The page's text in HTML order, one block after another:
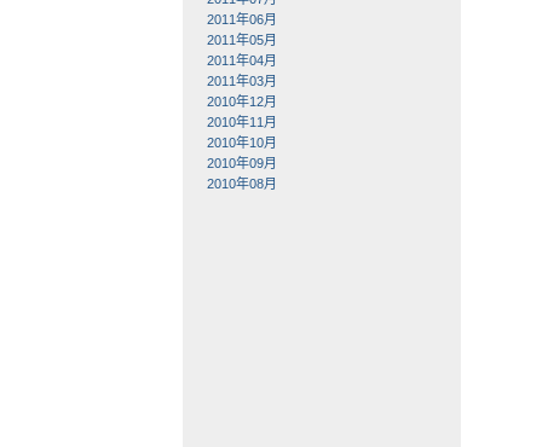
2011年06月
2011年05月
2011年04月
2011年03月
2010年12月
2010年11月
2010年10月
2010年09月
2010年08月